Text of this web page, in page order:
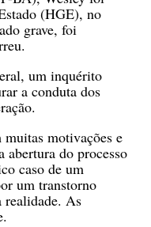
(HGE), no
grave, foi
um inquérito
a conduta dos
motivações e
abertura do processo
caso de um
um transtorno
realidade. As